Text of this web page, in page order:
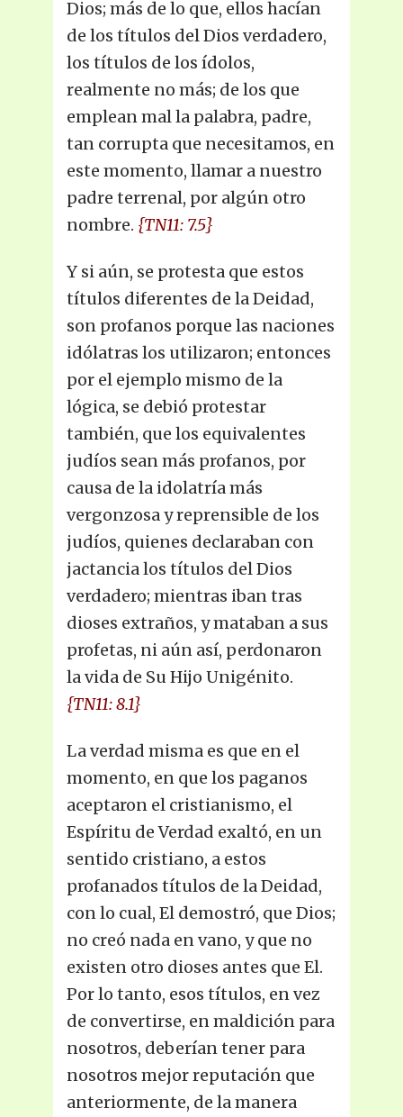
Dios; más de lo que, ellos hacían
de los títulos del Dios verdadero,
los títulos de los ídolos,
realmente no más; de los que
emplean mal la palabra, padre,
tan corrupta que necesitamos, en
este momento, llamar a nuestro
padre terrenal, por algún otro
nombre. {TN11: 7.5}
Y si aún, se protesta que estos
títulos diferentes de la Deidad,
son profanos porque las naciones
idólatras los utilizaron; entonces
por el ejemplo mismo de la
lógica, se debió protestar
también, que los equivalentes
judíos sean más profanos, por
causa de la idolatría más
vergonzosa y reprensible de los
judíos, quienes declaraban con
jactancia los títulos del Dios
verdadero; mientras iban tras
dioses extraños, y mataban a sus
profetas, ni aún así, perdonaron
la vida de Su Hijo Unigénito.
{TN11: 8.1}
La verdad misma es que en el
momento, en que los paganos
aceptaron el cristianismo, el
Espíritu de Verdad exaltó, en un
sentido cristiano, a estos
profanados títulos de la Deidad,
con lo cual, El demostró, que Dios;
no creó nada en vano, y que no
existen otro dioses antes que El.
Por lo tanto, esos títulos, en vez
de convertirse, en maldición para
nosotros, deberían tener para
nosotros mejor reputación que
anteriormente, de la manera